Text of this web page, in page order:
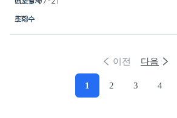
513
이전
현재페이지
1 2 3 4
다음